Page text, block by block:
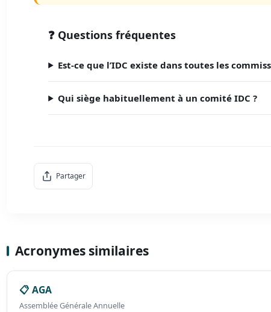
❓ Questions fréquentes
Est-ce que l’IDC existe dans toutes les
Qui siège habituellement à un comité IDC ?
Partager
Acronymes similaires
📋 AGA
Assemblée Générale Annuelle